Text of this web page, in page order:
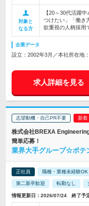
対象と
なる方
【20～30代活躍
つけたい」「働き
欲重視の人柄採用
企業データ
設立：2002年3月／本社所在地
求人詳細を見る
志望動機・自己PR不要
株式会社BREXA
簡単応募！
業界大手グループ☆ポテ
正社員 職種・業種未経験OK
第二新卒歓迎 転勤なし
情報更新日：2026/07/24 終了予